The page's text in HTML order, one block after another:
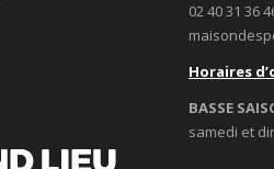
02 40 31 36
Horaires
BASSE
samedi et